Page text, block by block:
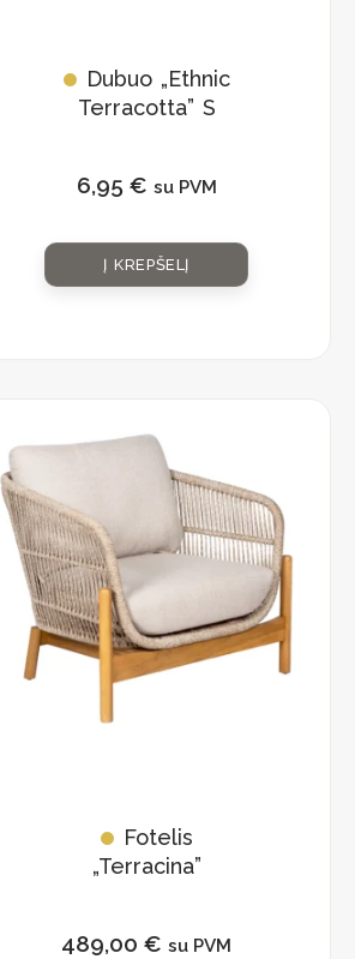
Dubuo „Ethnic
Terracotta” S
6,95 € su PVM
Į KREPŠELĮ
Fotelis
„Terracina”
489,00 € su PVM